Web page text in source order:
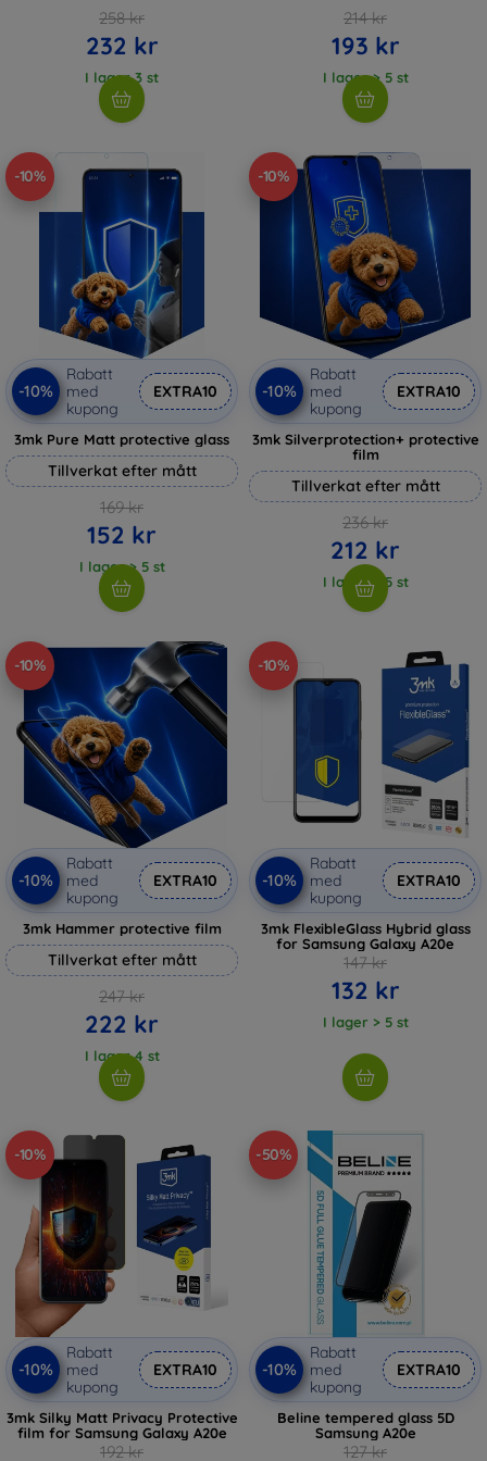
258 kr
232 kr
I lager 3 st
214 kr
193 kr
I lager > 5 st
-10%
-10%
Rabatt
med
kupong
EXTRA10
3mk Pure Matt protective glass
Tillverkat efter mått
169 kr
152 kr
I lager > 5 st
-10%
-10%
Rabatt
med
kupong
EXTRA10
3mk Silverprotection+ protective
film
Tillverkat efter mått
236 kr
212 kr
I lager > 5 st
-10%
-10%
Rabatt
med
kupong
EXTRA10
3mk Hammer protective film
Tillverkat efter mått
247 kr
222 kr
I lager 4 st
-10%
-10%
Rabatt
med
kupong
EXTRA10
3mk FlexibleGlass Hybrid glass
for Samsung Galaxy A20e
147 kr
132 kr
I lager > 5 st
-10%
-10%
Rabatt
med
kupong
EXTRA10
3mk Silky Matt Privacy Protective
film for Samsung Galaxy A20e
192 kr
-50%
-10%
Rabatt
med
kupong
EXTRA10
Beline tempered glass 5D
Samsung A20e
127 kr